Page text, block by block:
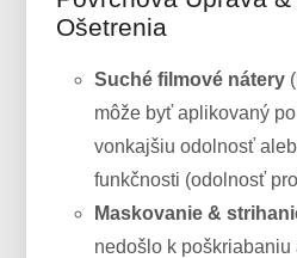
Ošetrenia
Suché filmové nátery
môže byť aplikovaný
vonkajšiu odolnosť
funkčnosti (odolnosť
Maskovanie &
nedošlo k